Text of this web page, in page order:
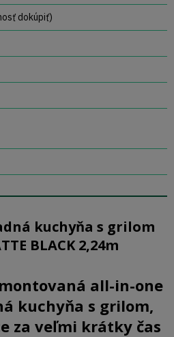
dokúpiť)
kuchyňa s grilom
BLACK 2,24m
all-in-one
kuchyňa s grilom,
za veľmi krátky čas